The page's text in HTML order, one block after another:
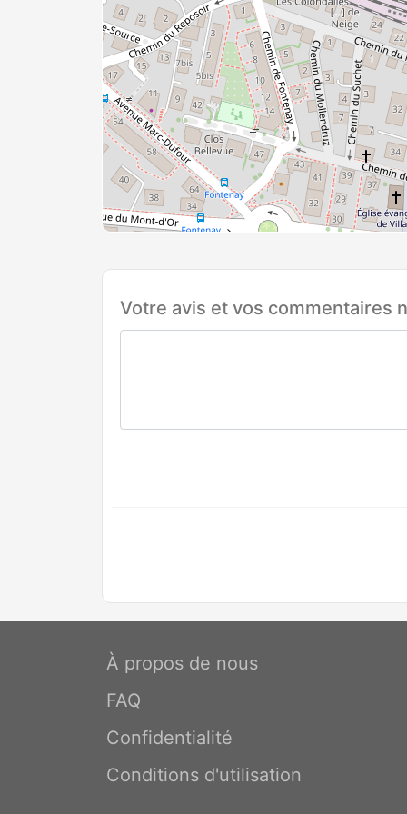
Votre avis et vos commentaires
À propos de nous
FAQ
Confidentialité
Conditions d'utilisation